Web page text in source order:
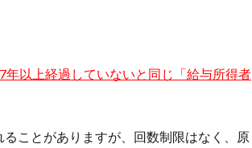
7年以上経過していないと同じ「給与所得者
ことがありますが、回数制限はなく、原